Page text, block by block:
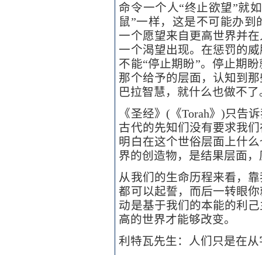
命令一个人“终止欲望”就
鼠”一样，这是不可能办
一个愿望来自更高世界并
一个渴望出现。在惩罚的
不能“停止期盼”。停止期
那个给予的层面，认知到
巴拉智慧，就什么也做不了
《圣经》(《Torah》)只告
古代的先知们没有要求我
明白在这个世俗层面上什
界的创造物，是结果层面
从我们的生命历程来看，
都可以起誓，而后一转眼
动是基于我们的本能的利
高的世界才能够改变。
利特瓦先生：人们只是在